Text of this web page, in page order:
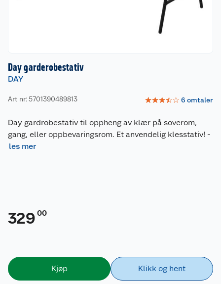
Day garderobestativ
DAY
Art nr: 5701390489813 ☆☆☆☆☆ 6 omtaler
Day gardrobestativ til oppheng av klær på soverom,
gang, eller oppbevaringsrom. Et anvendelig klesstativ! -
les mer
329 00
Kjøp Klikk og hent